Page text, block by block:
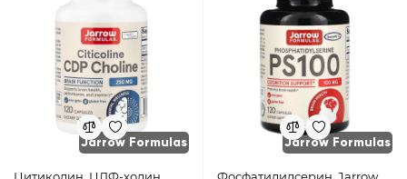
Jarrow Formulas
Цитиколин, ЦДФ-холин,
Jarrow Formulas
Фосфатидилсерин, Jarrow